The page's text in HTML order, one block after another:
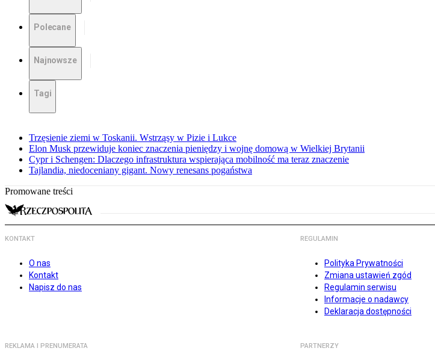
Polecane
Najnowsze
Tagi
Trzęsienie ziemi w Toskanii. Wstrząsy w Pizie i Lukce
Elon Musk przewiduje koniec znaczenia pieniędzy i wojnę domową w Wielkiej Brytanii
Cypr i Schengen: Dlaczego infrastruktura wspierająca mobilność ma teraz znaczenie
Tajlandia, niedoceniany gigant. Nowy renesans pogaństwa
Promowane treści
KONTAKT
O nas
Kontakt
Napisz do nas
REGULAMIN
Polityka Prywatności
Zmiana ustawień zgód
Regulamin serwisu
Informacje o nadawcy
Deklaracja dostępności
REKLAMA I PRENUMERATA PARTNERZY